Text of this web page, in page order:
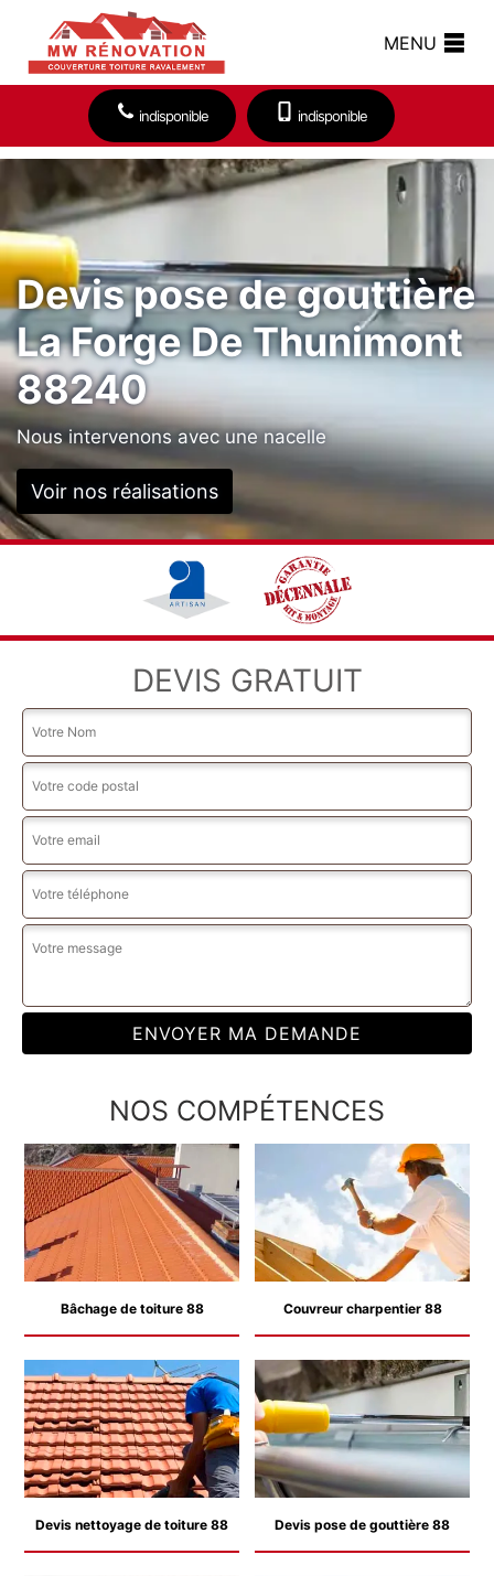
MENU
indisponible indisponible
Devis pose de gouttière
La Forge De Thunimont
88240
Nous intervenons avec une nacelle
Voir nos réalisations
DEVIS GRATUIT
NOS COMPÉTENCES
Bâchage de toiture 88 Couvreur charpentier 88
Devis nettoyage de toiture 88 Devis pose de gouttière 88